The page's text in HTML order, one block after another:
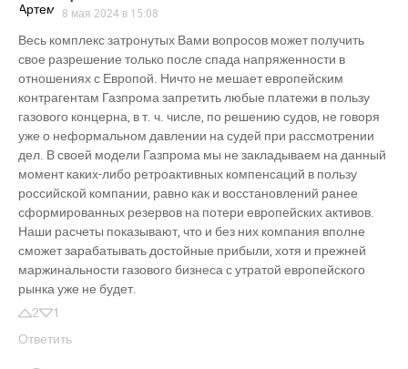
8 мая 2024 в 15:08
Весь комплекс затронутых Вами вопросов может получить
свое разрешение только после спада напряженности в
отношениях с Европой. Ничто не мешает европейским
контрагентам Газпрома запретить любые платежи в пользу
газового концерна, в т. ч. числе, по решению судов, не говоря
уже о неформальном давлении на судей при рассмотрении
дел. В своей модели Газпрома мы не закладываем на данный
момент каких-либо ретроактивных компенсаций в пользу
российской компании, равно как и восстановлений ранее
сформированных резервов на потери европейских активов.
Наши расчеты показывают, что и без них компания вполне
сможет зарабатывать достойные прибыли, хотя и прежней
маржинальности газового бизнеса с утратой европейского
рынка уже не будет.
2
1
Ответить